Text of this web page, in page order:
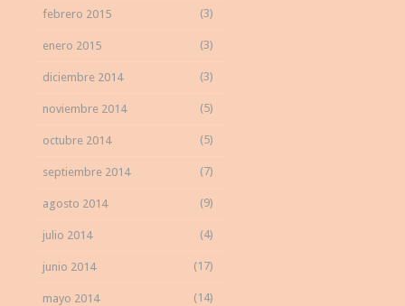
febrero 2015 (3)
enero 2015 (3)
diciembre 2014 (3)
noviembre 2014 (5)
octubre 2014 (5)
septiembre 2014 (7)
agosto 2014 (9)
julio 2014 (4)
junio 2014 (17)
mayo 2014 (14)